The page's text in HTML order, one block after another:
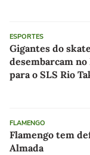
ESPORTES
Gigantes do
desembarcam no
para o SLS Rio
FLAMENGO
Flamengo tem
Almada